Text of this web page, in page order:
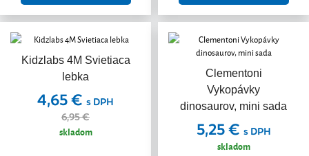
Kidzlabs 4M Svietiaca
lebka
Akcia
4,65 € s DPH
6,95 €
skladom
Clementoni
Vykopávky
dinosaurov, mini sada
5,25 € s DPH
skladom